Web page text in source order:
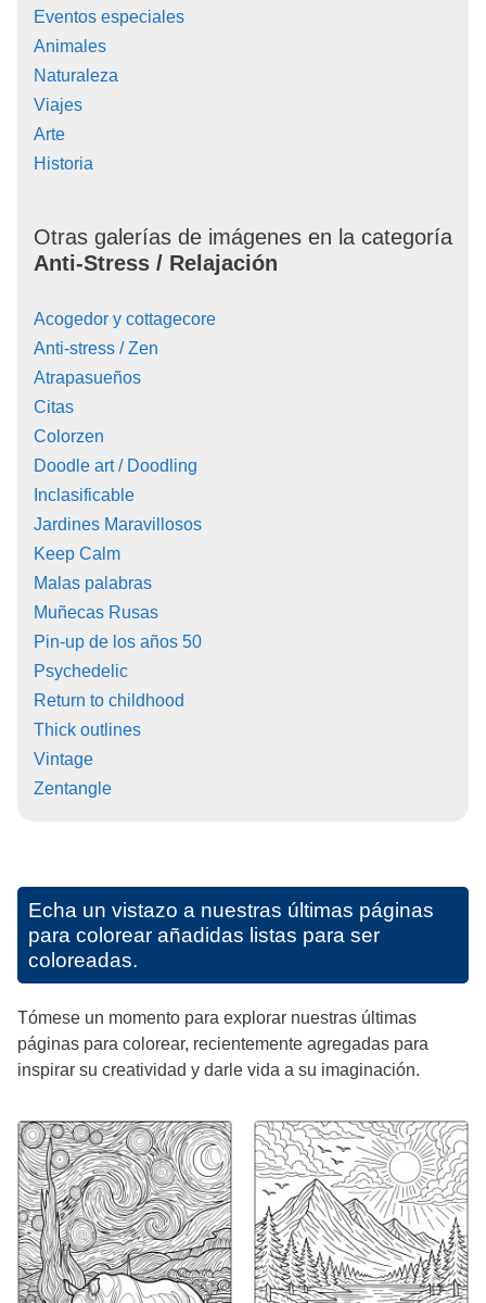
Eventos especiales
Animales
Naturaleza
Viajes
Arte
Historia
Otras galerías de imágenes en la categoría
Anti-Stress / Relajación
Acogedor y cottagecore
Anti-stress / Zen
Atrapasueños
Citas
Colorzen
Doodle art / Doodling
Inclasificable
Jardines Maravillosos
Keep Calm
Malas palabras
Muñecas Rusas
Pin-up de los años 50
Psychedelic
Return to childhood
Thick outlines
Vintage
Zentangle
Echa un vistazo a nuestras últimas páginas
para colorear añadidas listas para ser
coloreadas.
Tómese un momento para explorar nuestras últimas
páginas para colorear, recientemente agregadas para
inspirar su creatividad y darle vida a su imaginación.